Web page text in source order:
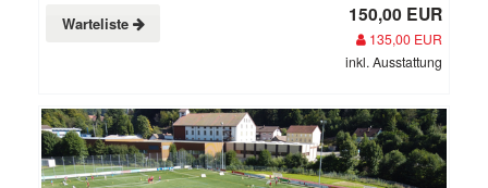
Warteliste 150,00 EUR
135,00 EUR
inkl. Ausstattung